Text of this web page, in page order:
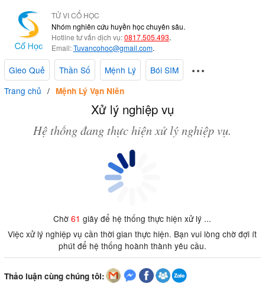
TỬ VI CỔ HỌC
Nhóm nghiên cứu huyền học chuyên sâu.
Hotline tư vấn dịch vụ:0817.505.493.
Email:Tuvancohoc@gmail.com.
Gieo Quẻ Thần Số Mệnh Lý
Bói SIM
Trang chủ
Mệnh Lý Vạn Niên
Xử lý nghiệp vụ
Hệ thống đang thực hiện xử lý nghiệp vụ.
Chờ61 giây để hệ thống thực hiện xử lý ...
Việc xử lý nghiệp vụ cần thời gian thực hiện. Bạn vui lòng chờ đợi ít
phút để hệ thống hoành thành yêu cầu.
Thảo luận cùng chúng tôi: